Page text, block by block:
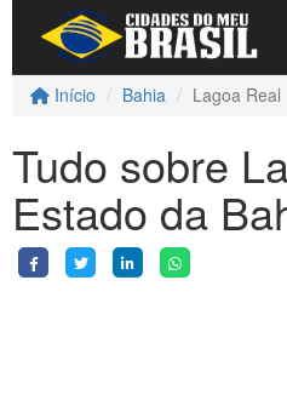
Início Bahia Lagoa Real
Tudo sobre
Estado da